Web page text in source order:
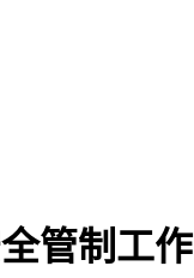
管制工作